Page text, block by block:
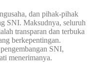
dan pihak-pihak
SNI. Maksudnya, seluruh
transparan dan terbuka
berkepentingan.
SNI,
menerimanya.